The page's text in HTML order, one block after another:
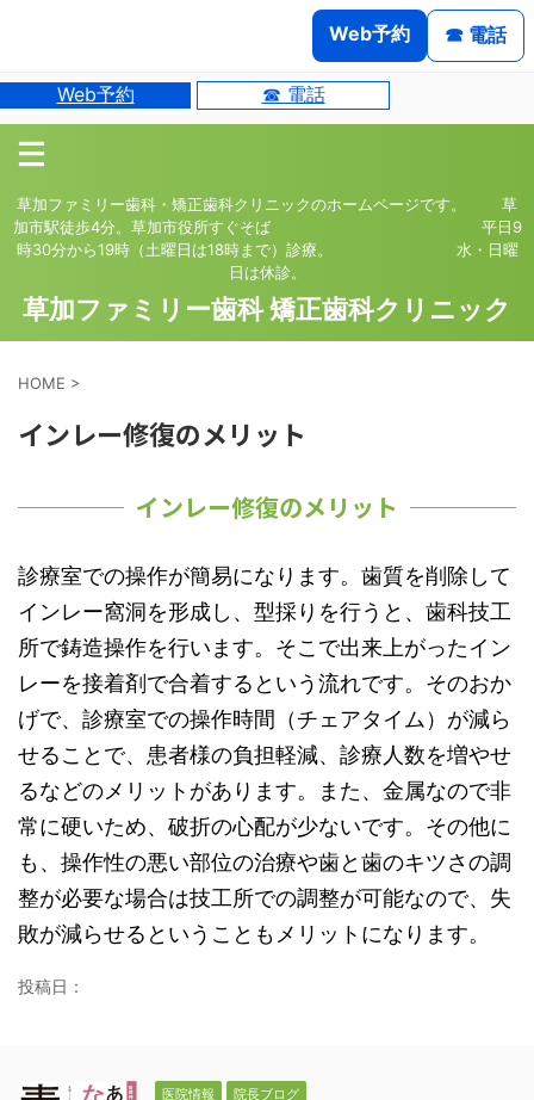
Web予約 ☎ 電話
Web予約 ☎ 電話
草加ファミリー歯科・矯正歯科クリニックのホームページです。 草
加市駅徒歩4分。草加市役所すぐそば 平日9
時30分から19時（土曜日は18時まで）診療。 水・日曜
日は休診。
草加ファミリー歯科 矯正歯科クリニック
HOME >
インレー修復のメリット
インレー修復のメリット
診療室での操作が簡易になります。歯質を削除して
インレー窩洞を形成し、型採りを行うと、歯科技工
所で鋳造操作を行います。そこで出来上がったイン
レーを接着剤で合着するという流れです。そのおか
げで、診療室での操作時間（チェアタイム）が減ら
せることで、患者様の負担軽減、診療人数を増やせ
るなどのメリットがあります。また、金属なので非
常に硬いため、破折の心配が少ないです。その他に
も、操作性の悪い部位の治療や歯と歯のキツさの調
整が必要な場合は技工所での調整が可能なので、失
敗が減らせるということもメリットになります。
投稿日：
医院情報 院長ブログ